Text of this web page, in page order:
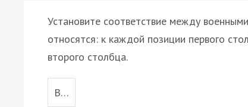
Установите соответствие между
относятся: к каждой позиции первого
второго столбца.
В…